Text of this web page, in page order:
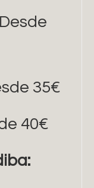
Desde
35€
40€